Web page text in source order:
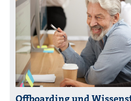
Offboarding und